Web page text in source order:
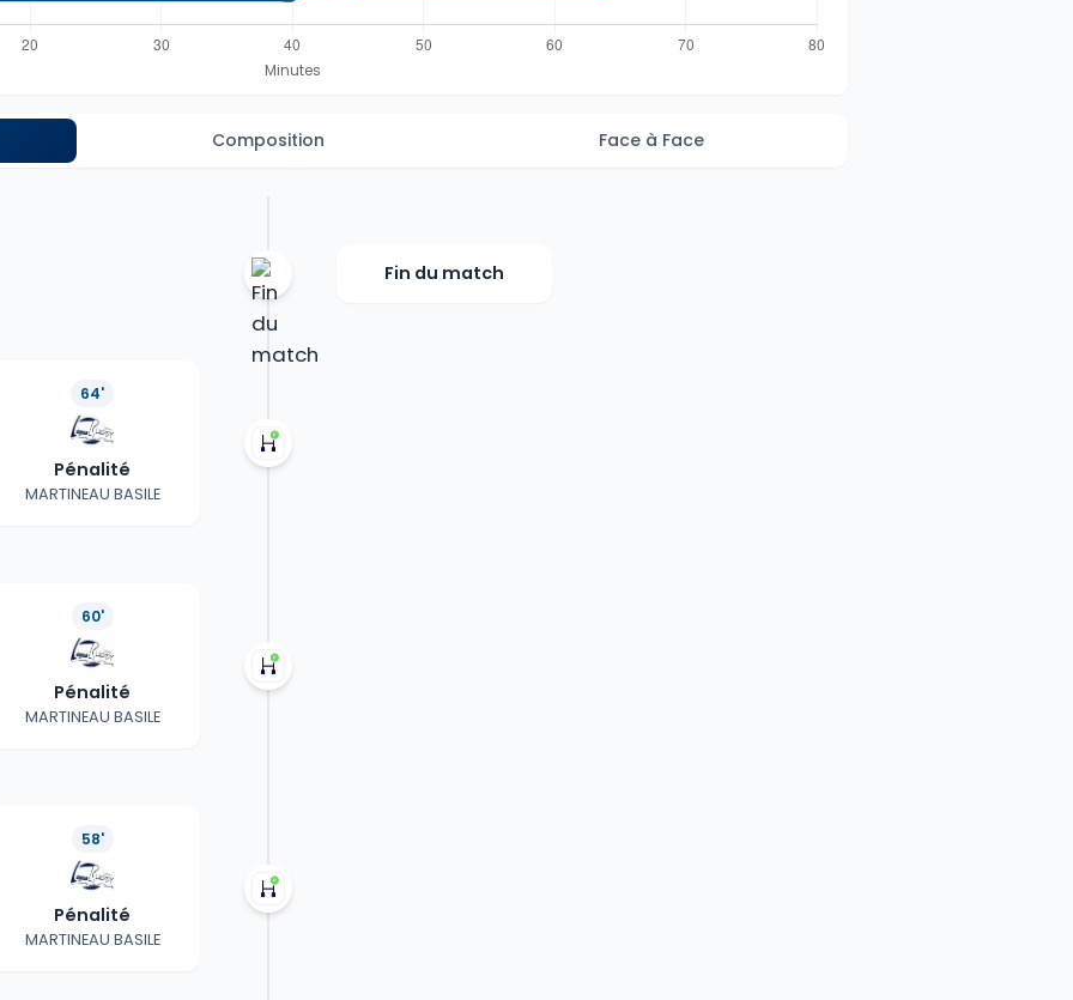
Composition Face à Face
Fin du match
64'
Pénalité
MARTINEAU BASILE
60'
Pénalité
MARTINEAU BASILE
58'
Pénalité
MARTINEAU BASILE